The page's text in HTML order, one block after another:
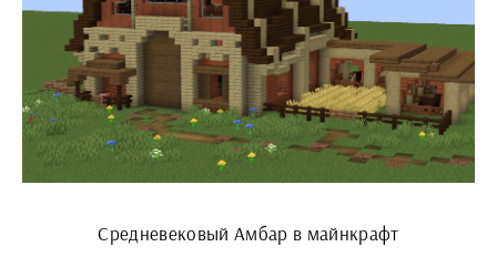
Средневековый Амбар в майнкрафт